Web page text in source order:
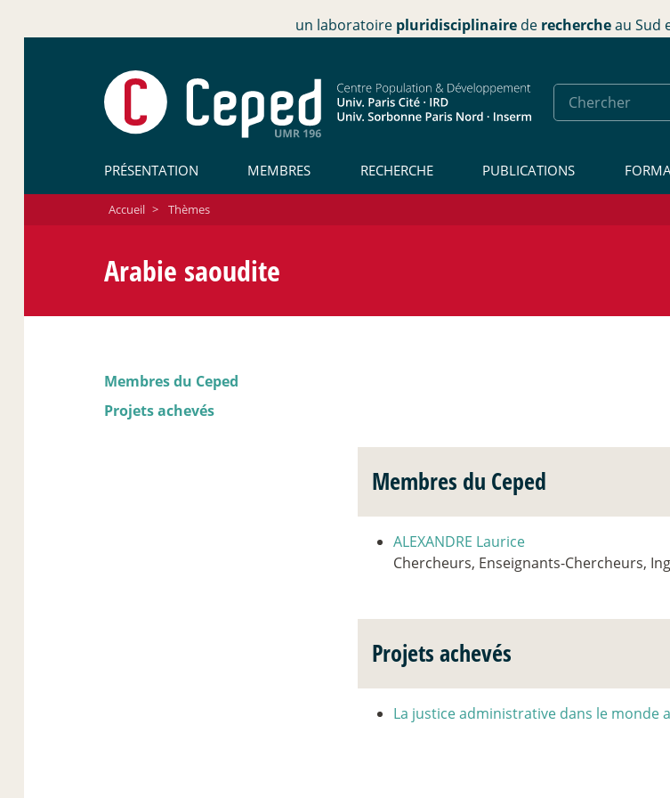
un laboratoire pluridisciplinaire de rechercheau Sud
PRÉSENTATION MEMBRES RECHERCHE PUBLICATIONS
Accueil > Thèmes
Arabie saoudite
Membres du Ceped
Projets achevés
Membres du Ceped
ALEXANDRE Laurice
Chercheurs, Enseignants-Chercheurs,
Projets achevés
La justice administrative dans le monde